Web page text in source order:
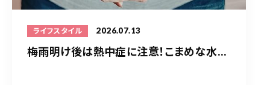
ライフスタイル 2026.07.13
梅雨明け後は熱中症に注意！こまめな水...